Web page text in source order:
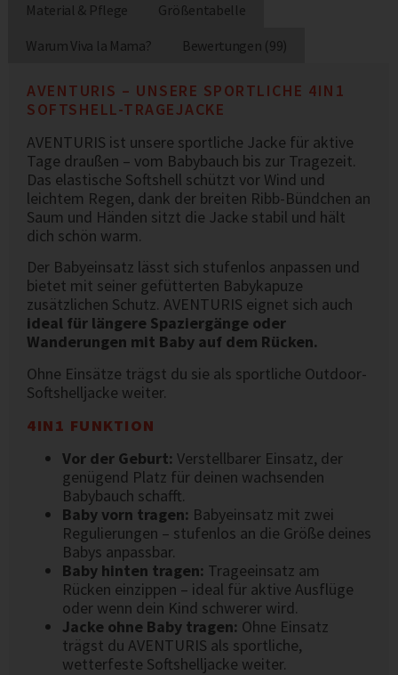
Material & Pflege
Größentabelle
Warum Viva la Mama?
Bewertungen (99)
AVENTURIS – UNSERE SPORTLICHE 4IN1
SOFTSHELL-TRAGEJACKE
AVENTURIS ist unsere sportliche Jacke für aktive
Tage draußen – vom Babybauch bis zur Tragezeit.
Das elastische Softshell schützt vor Wind und
leichtem Regen, dank der breiten Ribb-Bündchen an
Saum und Händen sitzt die Jacke stabil und hält
dich schön warm.
Der Babyeinsatz lässt sich stufenlos anpassen und
bietet mit seiner gefütterten Babykapuze
zusätzlichen Schutz. AVENTURIS eignet sich auch
ideal für längere Spaziergänge oder
Wanderungen mit Baby auf dem Rücken.
Ohne Einsätze trägst du sie als sportliche Outdoor-
Softshelljacke weiter.
4IN1 FUNKTION
Vor der Geburt: Verstellbarer Einsatz, der
genügend Platz für deinen wachsenden
Babybauch schafft.
Baby vorn tragen: Babyeinsatz mit zwei
Regulierungen – stufenlos an die Größe deines
Babys anpassbar.
Baby hinten tragen: Trageeinsatz am
Rücken einzippen – ideal für aktive Ausflüge
oder wenn dein Kind schwerer wird.
Jacke ohne Baby tragen: Ohne Einsatz
trägst du AVENTURIS als sportliche,
wetterfeste Softshelljacke weiter.